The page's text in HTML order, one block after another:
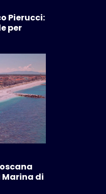
Pierucci:
per
di